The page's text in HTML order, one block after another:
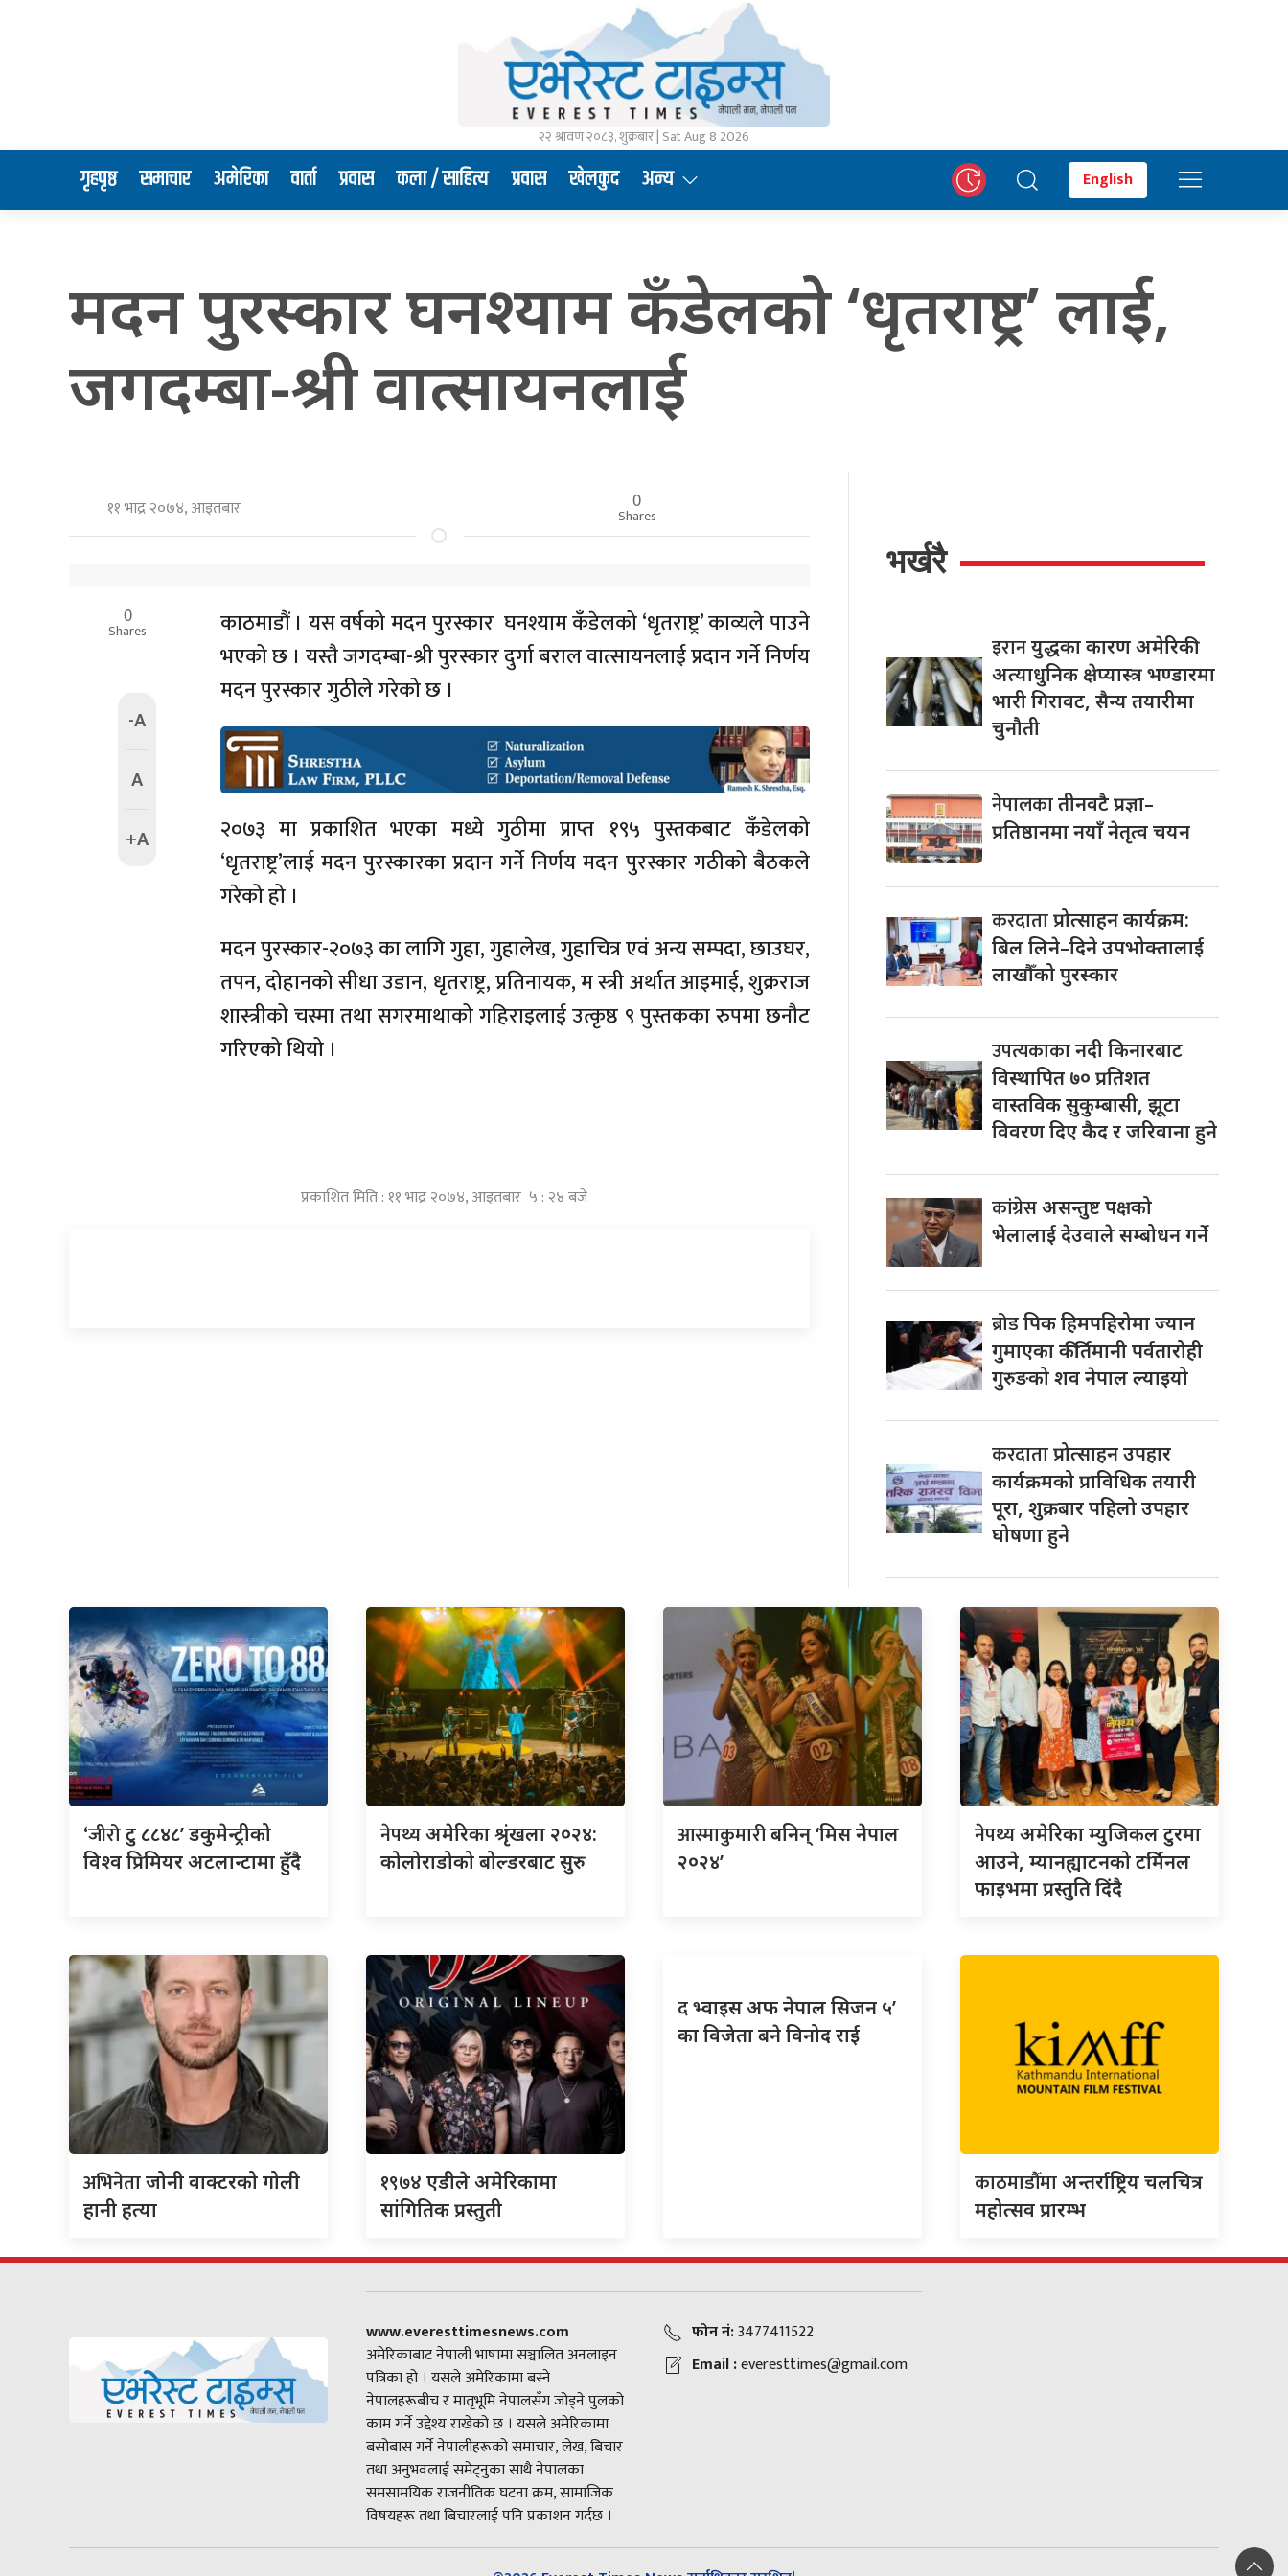
२२ श्रावण २०८३, शुक्रबार | Sat Aug 8 2026
गृहपृष्ठ समाचार अमेरिका वार्ता प्रवास कला / साहित्य प्रवास खेलकुद अन्य English
मदन पुरस्कार घनश्याम कँडेलको ‘धृतराष्ट्र’ लाई,
जगदम्बा-श्री वात्सायनलाई
११ भाद्र २०७४, आइतबार 0
Shares
0
Shares
-A
A
+A
काठमाडौं । यस वर्षको मदन पुरस्कार घनश्याम कँडेलको ‘धृतराष्ट्र’ काव्यले पाउने
भएको छ । यस्तै जगदम्बा-श्री पुरस्कार दुर्गा बराल वात्सायनलाई प्रदान गर्ने निर्णय
मदन पुरस्कार गुठीले गरेको छ ।
२०७३ मा प्रकाशित भएका मध्ये गुठीमा प्राप्त १९५ पुस्तकबाट कँडेलको
‘धृतराष्ट्र’लाई मदन पुरस्कारका प्रदान गर्ने निर्णय मदन पुरस्कार गठीको बैठकले
गरेको हो ।
मदन पुरस्कार-२०७३ का लागि गुहा, गुहालेख, गुहाचित्र एवं अन्य सम्पदा, छाउघर,
तपन, दोहानको सीधा उडान, धृतराष्ट्र, प्रतिनायक, म स्त्री अर्थात आइमाई, शुक्रराज
शास्त्रीको चस्मा तथा सगरमाथाको गहिराइलाई उत्कृष्ठ ९ पुस्तकका रुपमा छनौट
गरिएको थियो ।
प्रकाशित मिति : ११ भाद्र २०७४, आइतबार ५ : २४ बजे
भर्खरै
इरानयुद्धका कारण अमेरिकी
अत्याधुनिक क्षेप्यास्त्र भण्डारमा
भारी गिरावट, सैन्य तयारीमा
चुनौती
नेपालकातीनवटै प्रज्ञा–
प्रतिष्ठानमा नयाँ नेतृत्व चयन
करदाताप्रोत्साहन कार्यक्रम:
बिल लिने–दिने उपभोक्तालाई
लाखौँको पुरस्कार
उपत्यकाकानदी किनारबाट
विस्थापित ७० प्रतिशत
वास्तविक सुकुम्बासी, झूटा
विवरण दिए कैद र जरिवाना हुने
कांग्रेसअसन्तुष्ट पक्षको
भेलालाई देउवाले सम्बोधन गर्ने
ब्रोडपिक हिमपहिरोमा ज्यान
गुमाएका कीर्तिमानी पर्वतारोही
गुरुङको शव नेपाल ल्याइयो
करदाताप्रोत्साहन उपहार
कार्यक्रमको प्राविधिक तयारी
पूरा, शुक्रबार पहिलो उपहार
घोषणा हुने
‘जीरोटु ८८४८’ डकुमेन्ट्रीको
विश्व प्रिमियर अटलान्टामा हुँदै
नेपथ्यअमेरिका श्रृंखला २०२४:
कोलोराडोको बोल्डरबाट सुरु
आस्माकुमारीबनिन् ‘मिस नेपाल
२०२४’
नेपथ्यअमेरिका म्युजिकल टुरमा
आउने, म्यानह्याटनको टर्मिनल
फाइभमा प्रस्तुति दिंदै
अभिनेताजोनी वाक्टरको गोली
हानी हत्या
१९७४ एडीले अमेरिकामा
सांगितिक प्रस्तुती
दभ्वाइस अफ नेपाल सिजन ५’
का विजेता बने विनोद राई
काठमाडौँमाअन्तर्राष्ट्रिय चलचित्र
महोत्सव प्रारम्भ
www.everesttimesnews.com
अमेरिकाबाट नेपाली भाषामा सञ्चालित अनलाइन
पत्रिका हो । यसले अमेरिकामा बस्ने
नेपालहरूबीच र मातृभूमि नेपालसँग जोड्ने पुलको
काम गर्ने उद्देश्य राखेको छ । यसले अमेरिकामा
बसोबास गर्ने नेपालीहरूको समाचार, लेख, बिचार
तथा अनुभवलाई समेट्नुका साथै नेपालका
समसामयिक राजनीतिक घटना क्रम, सामाजिक
विषयहरू तथा बिचारलाई पनि प्रकाशन गर्दछ ।
फोन नं:3477411522
Email :everesttimes@gmail.com